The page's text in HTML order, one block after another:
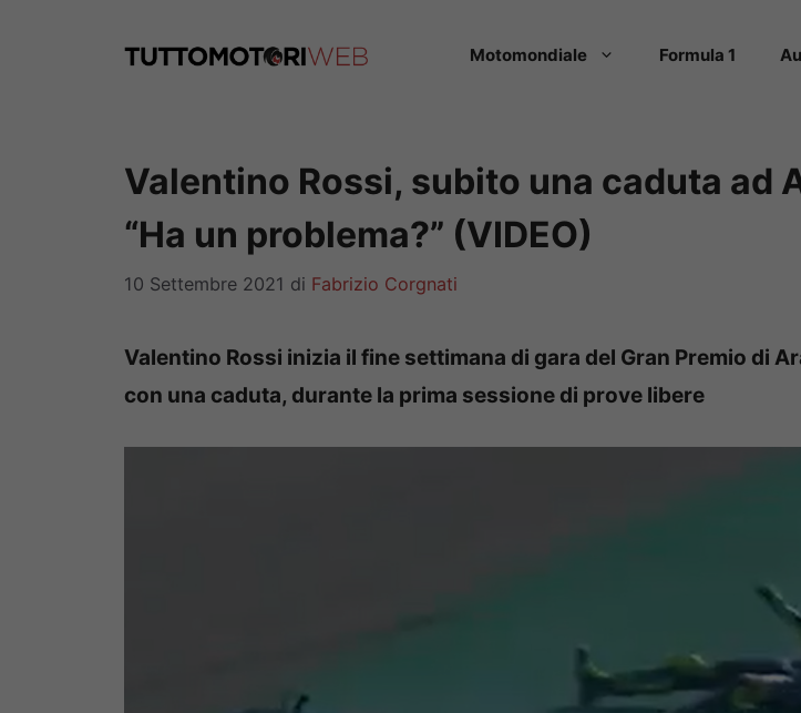
Motomondiale Formula 1
Valentino Rossi, subito una caduta ad
“Ha un problema?” (VIDEO)
10 Settembre 2021 di Fabrizio Corgnati
Valentino Rossi inizia il fine settimana di gara del Gran Premio di
con una caduta, durante la prima sessione di prove libere